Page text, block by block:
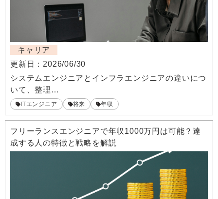
キャリア
更新日： 2026/06/30
システムエンジニアとインフラエンジニアの違いにつ
いて、整理…
ITエンジニア 将来 年収
フリーランスエンジニアで年収1000万円は可能？達
成する人の特徴と戦略を解説